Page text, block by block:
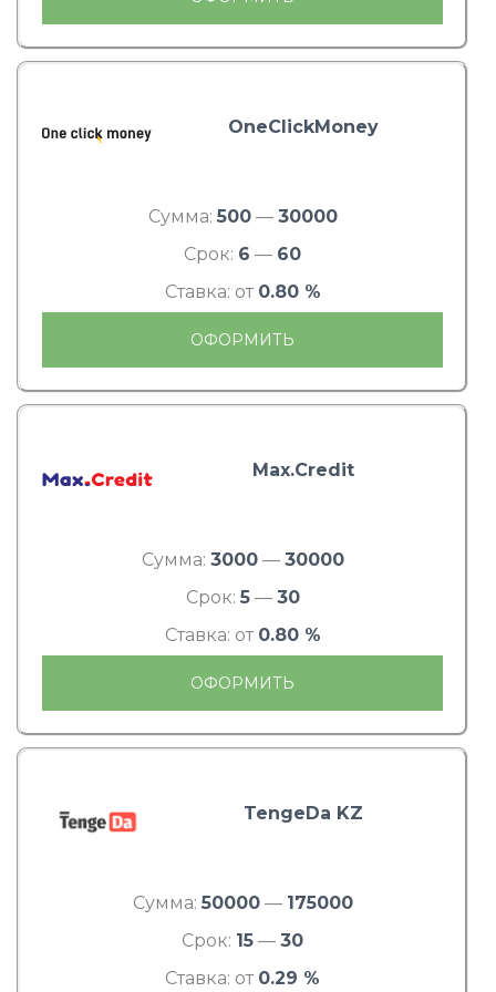
OneClickMoney
Сумма: 500— 30000
Срок: 6 — 60
Ставка: от 0.80 %
ОФОРМИТЬ
Max.Credit
Сумма: 3000— 30000
Срок: 5— 30
Ставка: от 0.80 %
ОФОРМИТЬ
TengeDa KZ
Сумма: 50000— 175000
Срок: 15 — 30
Ставка: от 0.29 %